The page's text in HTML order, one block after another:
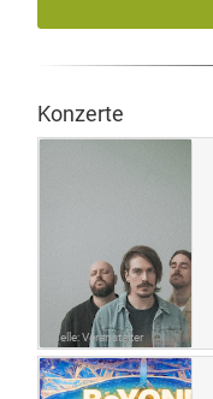
Konzerte
Quelle: Veranstalter